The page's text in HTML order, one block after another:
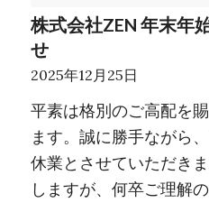
株式会社ZEN 年末年
せ
2025年12月25日
平素は格別のご高配を
ます。誠に勝手ながら
休業とさせていただき
しますが、何卒ご理解